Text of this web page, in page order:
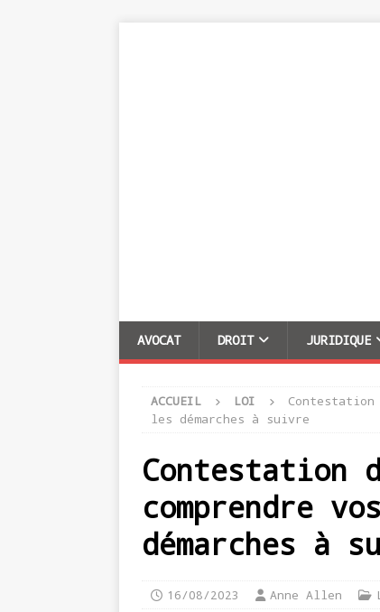
AVOCAT DROIT JURIDIQUE
ACCUEIL LOI
les démarches à suivre
Contestation
comprendre
démarches à
16/08/2023 Anne Allen